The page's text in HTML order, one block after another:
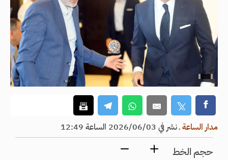
مدار الساعةـنشر في 2026/06/03 الساعة 12:49
حجم الخط